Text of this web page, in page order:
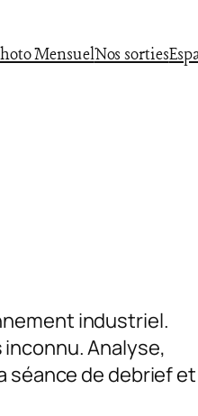
MensuelNos sorties
industriel.
Analyse,
de debrief